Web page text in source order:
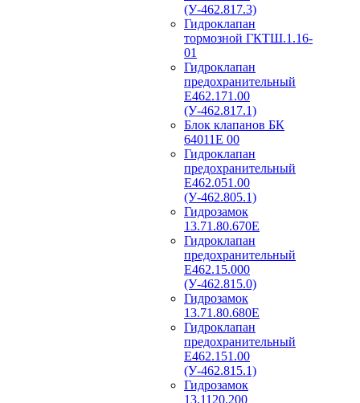
(У-462.817.3)
Гидроклапан
тормозной ГКТШ.1.16-
01
Гидроклапан
предохранительный
Е462.171.00
(У-462.817.1)
Блок клапанов БК
64011Е 00
Гидроклапан
предохранительный
Е462.051.00
(У-462.805.1)
Гидрозамок
13.71.80.670Е
Гидроклапан
предохранительный
Е462.15.000
(У-462.815.0)
Гидрозамок
13.71.80.680Е
Гидроклапан
предохранительный
Е462.151.00
(У-462.815.1)
Гидрозамок
13.1120.200